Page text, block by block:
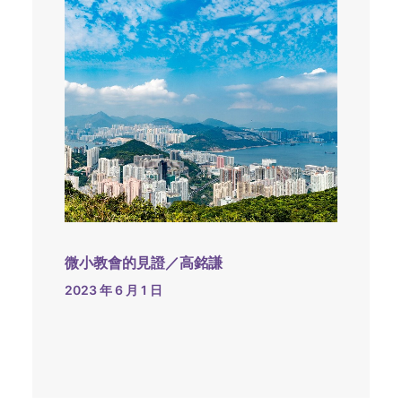
微小教會的見證／高銘謙
2023 年 6 月 1 日